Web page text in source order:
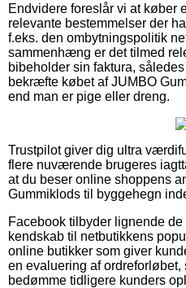
Endvidere foreslår vi at køber
relevante bestemmelser der
f.eks. den ombytningspolitik
sammenhæng er det tilmed
bibeholder sin faktura,
bekræfte købet af JUMBO
end man er pige eller dreng.
Trustpilot giver dig ultra
flere nuværende brugeres
at du beser online shoppens
Gummiklods til byggehegn
Facebook tilbyder lignende
kendskab til netbutikkens
online butikker som giver
en evaluering af
bedømme tidligere kunders